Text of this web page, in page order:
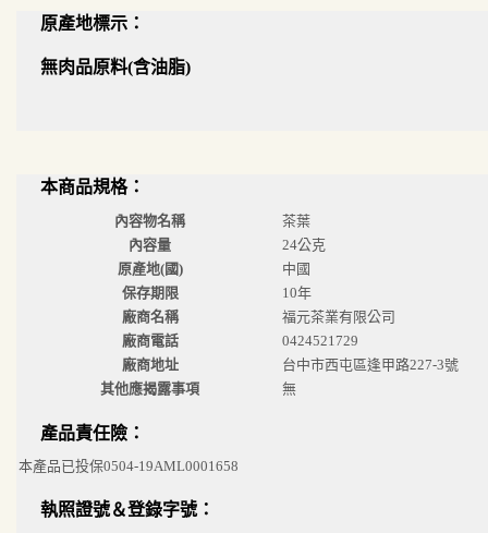
原產地標示：
無肉品原料(含油脂)
本商品規格：
內容物名稱
茶葉
內容量
24公克
原產地(國)
中國
保存期限
10年
廠商名稱
福元茶業有限公司
廠商電話
0424521729
廠商地址
台中市西屯區逢甲路227-3號
其他應揭露事項
無
產品責任險：
本產品已投保0504-19AML0001658
執照證號＆登錄字號：